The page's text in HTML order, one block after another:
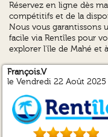
Réservez en ligne dès
compétitifs et de la
Nous vous garantissons
facile via Rentîles pour
explorer l'île de Mahé et
François.V
le Vendredi 22 Août 2025
JULIEN.P
PHILIPPE.D
Martine.D